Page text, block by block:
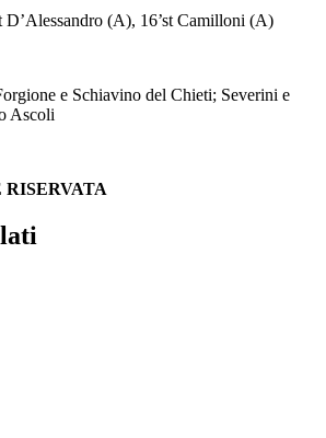
D’Alessandro (A), 16’st Camilloni (A)
e Schiavino del Chieti; Severini e
Ascoli